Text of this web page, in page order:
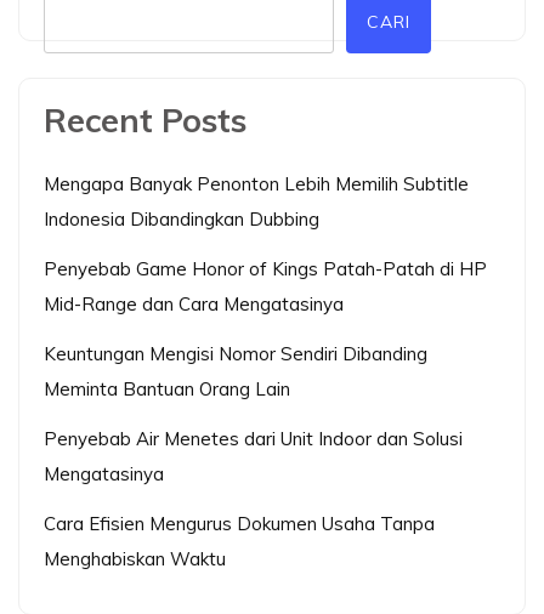
CARI
Recent Posts
Mengapa Banyak Penonton Lebih Memilih Subtitle
Indonesia Dibandingkan Dubbing
Penyebab Game Honor of Kings Patah-Patah di HP
Mid-Range dan Cara Mengatasinya
Keuntungan Mengisi Nomor Sendiri Dibanding
Meminta Bantuan Orang Lain
Penyebab Air Menetes dari Unit Indoor dan Solusi
Mengatasinya
Cara Efisien Mengurus Dokumen Usaha Tanpa
Menghabiskan Waktu